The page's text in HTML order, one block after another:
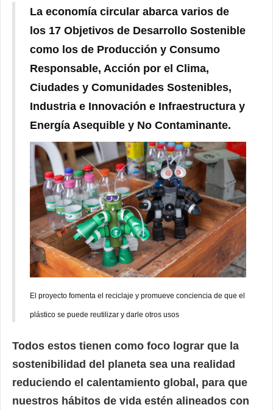
La economía circular abarca varios de
los 17 Objetivos de Desarrollo Sostenible
como los de Producción y Consumo
Responsable, Acción por el Clima,
Ciudades y Comunidades Sostenibles,
Industria e Innovación e Infraestructura y
Energía Asequible y No Contaminante.
El proyecto fomenta el reciclaje y promueve conciencia de que el
plástico se puede reutilizar y darle otros usos
Todos estos tienen como foco lograr que la
sostenibilidad del planeta sea una realidad
reduciendo el calentamiento global, para que
nuestros hábitos de vida estén alineados con